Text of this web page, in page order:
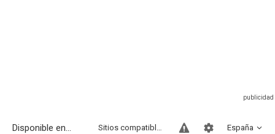
Disponible en... España
Sitios compatibles